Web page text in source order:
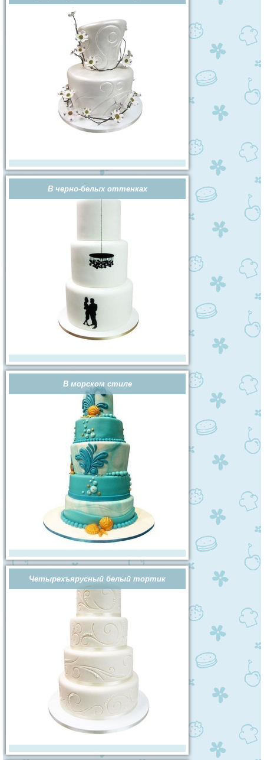
В черно-белых оттенках
В морском стиле
Четырехъярусный белый тортик